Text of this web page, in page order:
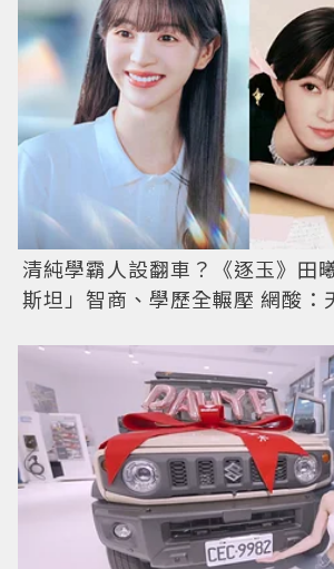
清純學霸人設翻車？《逐玉》田
斯坦」智商、學歷全輾壓 網酸：